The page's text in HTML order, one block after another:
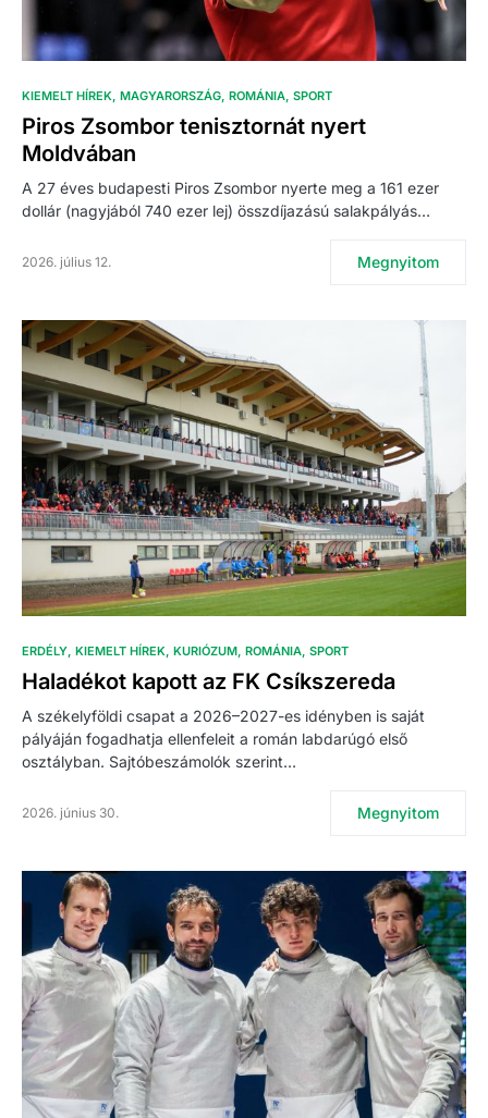
KIEMELT HÍREK MAGYARORSZÁG ROMÁNIA SPORT
Piros Zsombor tenisztornát nyert
Moldvában
A 27 éves budapesti Piros Zsombor nyerte meg a 161 ezer
dollár (nagyjából 740 ezer lej) összdíjazású salakpályás…
2026. július 12. Megnyitom
ERDÉLY KIEMELT HÍREK KURIÓZUM ROMÁNIA SPORT
Haladékot kapott az FK Csíkszereda
A székelyföldi csapat a 2026–2027-es idényben is saját
pályáján fogadhatja ellenfeleit a román labdarúgó első
osztályban. Sajtóbeszámolók szerint…
2026. június 30. Megnyitom